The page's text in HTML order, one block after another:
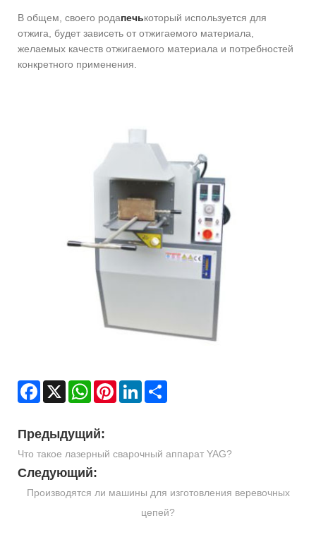
В общем, своего родапечькоторый используется для
отжига, будет зависеть от отжигаемого материала,
желаемых качеств отжигаемого материала и потребностей
конкретного применения.
Facebook
X WhatsAppPinterestLinkedIn
Предыдущий:
Что такое лазерный сварочный аппарат YAG?
Следующий:
Производятся ли машины для изготовления веревочных
цепей?